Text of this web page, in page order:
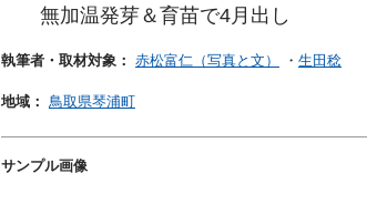
無加温発芽＆育苗で4月出し
執筆者・取材対象： 赤松富仁（写真と文） ・ 生田稔
地域： 鳥取県琴浦町
サンプル画像